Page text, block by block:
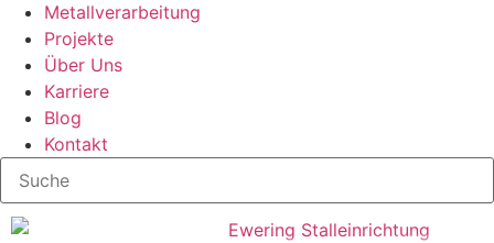
Metallverarbeitung
Projekte
Über Uns
Karriere
Blog
Kontakt